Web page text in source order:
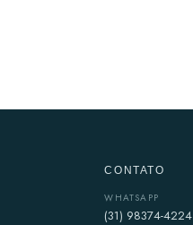
CONTATO
WHATSAPP
(31) 98374-4224